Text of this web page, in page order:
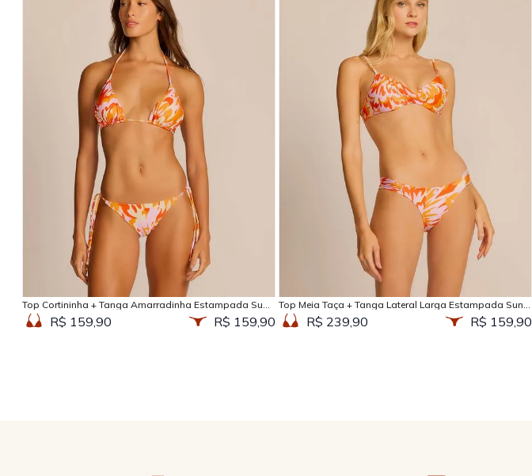
Adicionar na sacola
Top Cortininha + Tanga Amarradinha Estampada Sun
Kissed R$ 159,90 R$ 159,90
Adicionar na sacola
Top Meia Taça + Tanga Lateral Larga Estampada Sun
Kissed R$ 239,90 R$ 159,90